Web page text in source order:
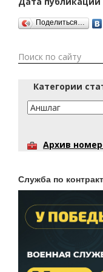
Поделиться…
Категории
Архив
Служба по